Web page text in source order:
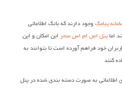
پیامکوجود دارند که بانک اطلاعاتی
پنل اس ام اس سحراین امکان و این
خود فراهم آورده است تا بتوانند به
کنند
به صورت دسته بندی شده در پنل